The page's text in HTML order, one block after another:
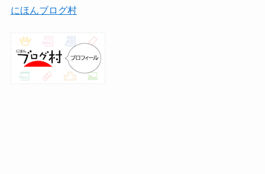
にほんブログ村